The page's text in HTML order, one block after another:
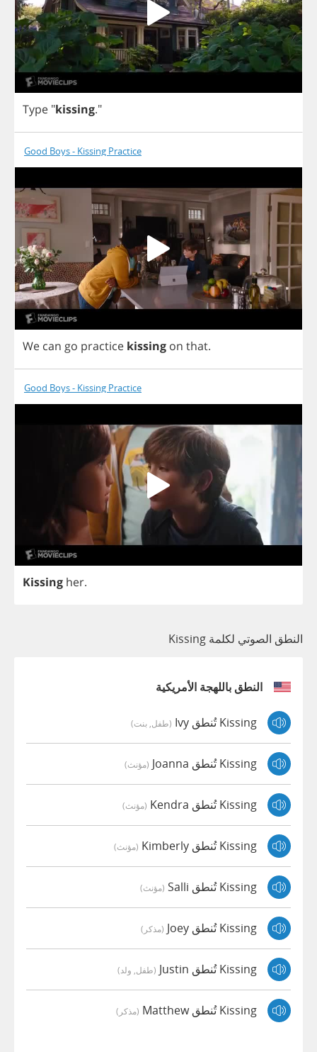
Type "kissing."
Good Boys - Kissing Practice
We can go practice kissing on that.
Good Boys - Kissing Practice
Kissing her.
النطق الصوتي لكلمة Kissing
النطق باللهجة الأمريكية
Kissing تُنطق Ivy (طفل, بنت)
Kissing تُنطق Joanna (مؤنث)
Kissing تُنطق Kendra (مؤنث)
Kissing تُنطق Kimberly (مؤنث)
Kissing تُنطق Salli (مؤنث)
Kissing تُنطق Joey (مذكر)
Kissing تُنطق Justin (طفل, ولد)
Kissing تُنطق Matthew (مذكر)